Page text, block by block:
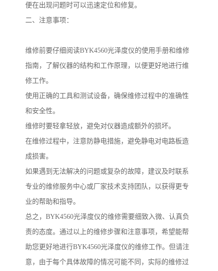
便在出现问题时可以迅速定位和修复。
二、注意事项：
维修前要仔细阅读BYK4560光泽度仪的使用手册和维修
指南，了解仪器的结构和工作原理，以便更好地进行维
修工作。
使用正确的工具和测试设备，确保维修过程中的准确性
和安全性。
维修时要轻拿轻放，避免对仪器造成额外的损坏。
在维修过程中，注意防静电措施，避免静电对电路板造
成损害。
如果遇到无法解决的问题或复杂的故障，建议及时联系
专业的维修服务中心或厂家技术支持团队，以获得更专
业的帮助和指导。
总之， BYK4560光泽度仪的维修需要细致入微、认真负
责的态度。通过以上的维修步骤和注意事项，希望能帮
助您更好地进行BYK4560光泽度仪的维修工作。但请注
意，由于每个具体故障的情况可能不同，实际的维修过